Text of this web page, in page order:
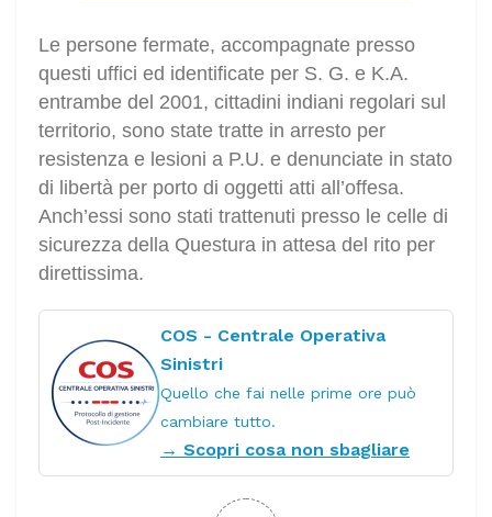
Le persone fermate, accompagnate presso
questi uffici ed identificate per S. G. e K.A.
entrambe del 2001, cittadini indiani regolari sul
territorio, sono state tratte in arresto per
resistenza e lesioni a P.U. e denunciate in stato
di libertà per porto di oggetti atti all’offesa.
Anch’essi sono stati trattenuti presso le celle di
sicurezza della Questura in attesa del rito per
direttissima.
COS - Centrale Operativa
Sinistri
Quello che fai nelle prime ore può
cambiare tutto.
→ Scopri cosa non sbagliare